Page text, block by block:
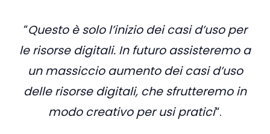
“Questo è solo l’inizio dei casi d’uso per
le risorse digitali. In futuro assisteremo a
un massiccio aumento dei casi d’uso
delle risorse digitali, che sfrutteremo in
modo creativo per usi pratici“.